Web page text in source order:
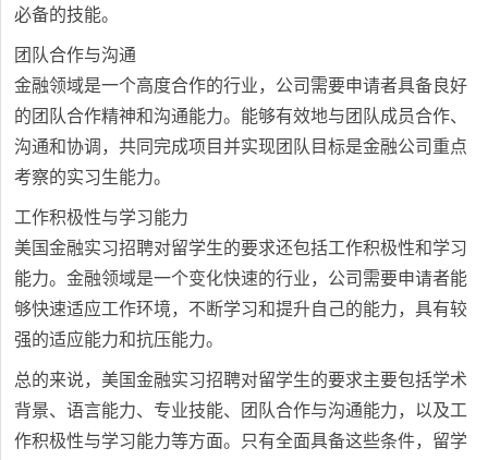
必备的技能。
团队合作与沟通
金融领域是一个高度合作的行业，公司需要申请者具备良好
的团队合作精神和沟通能力。能够有效地与团队成员合作、
沟通和协调，共同完成项目并实现团队目标是金融公司重点
考察的实习生能力。
工作积极性与学习能力
美国金融实习招聘对留学生的要求还包括工作积极性和学习
能力。金融领域是一个变化快速的行业，公司需要申请者能
够快速适应工作环境，不断学习和提升自己的能力，具有较
强的适应能力和抗压能力。
总的来说，美国金融实习招聘对留学生的要求主要包括学术
背景、语言能力、专业技能、团队合作与沟通能力，以及工
作积极性与学习能力等方面。只有全面具备这些条件，留学